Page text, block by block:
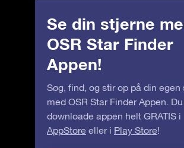
Se din stjerne
OSR Star Finder
Appen!
Søg, find, og stir op på din egen
med OSR Star Finder Appen.
downloade appen helt GRATIS i
AppStore eller i Play Store!